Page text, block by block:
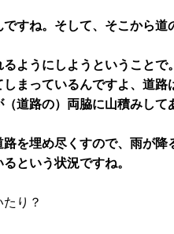
すね。そして、そこから道
ようにしようということで。
まっているんですよ、道路
道路の）両脇に山積みして
を埋め尽くすので、雨が降
という状況ですね。
り？